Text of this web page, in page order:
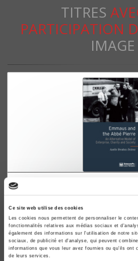
Ce site web utilise des cookies
Les cookies nous permettent de personnaliser le
fonctionnalités relatives aux médias sociaux et
également des informations sur l'utilisation de notre
sociaux, de publicité et d'analyse, qui peuvent
informations que vous leur avez fournies ou qu'ils ont
de leurs services.
TITRES
PARTICIPATION
IMAGE
Emmaus and the Abbé Pierre
Selwyn Image
Alexandra Harwood